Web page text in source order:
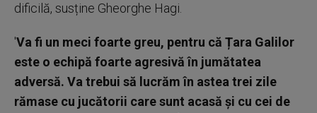
dificilă, susține Gheorghe Hagi.
'Va fi un meci foarte greu, pentru că Țara Galilor
este o echipă foarte agresivă în jumătatea
adversă. Va trebui să lucrăm în astea trei zile
rămase cu jucătorii care sunt acasă și cu cei de